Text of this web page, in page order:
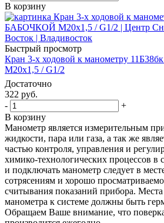
В корзину
Быстрый просмотр
Кран 3-х ходовой к манометру
М20х1,5 / G1/2
Достаточно
322 руб.
-
+
В корзину
Манометр является измерительным
жидкости, пара или газа, а так же
частью контроля, управления и
химико-технологических процессов в
и подключать манометр следует в
сотрясениям и хорошо
считывания показаний прибора.
манометра к системе должны быть
Обращаем Ваше внимание, что